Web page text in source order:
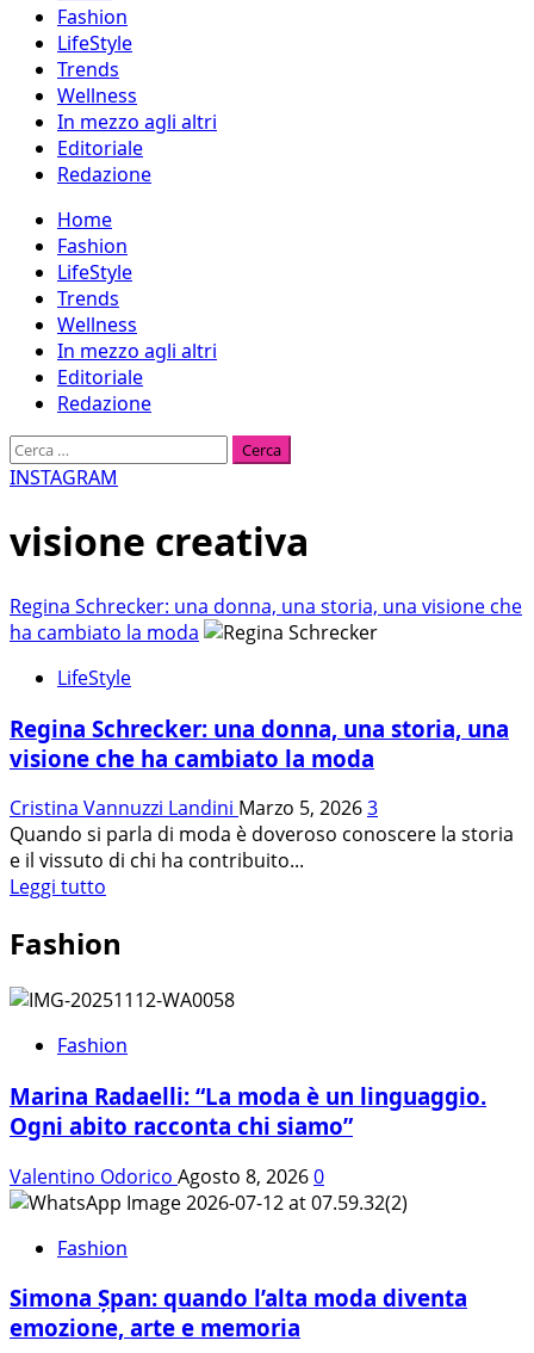
Fashion
LifeStyle
Trends
Wellness
In mezzo agli altri
Editoriale
Redazione
Menu
principale
Home
Fashion
LifeStyle
Trends
Wellness
In mezzo agli altri
Editoriale
Redazione
Ricerca
per:
INSTAGRAM
visione creativa
Regina Schrecker: una donna, una storia, una visione che
ha cambiato la moda
LifeStyle
Regina Schrecker: una donna, una storia, una
visione che ha cambiato la moda
Cristina Vannuzzi Landini Marzo 5, 20263
Quando si parla di moda è doveroso conoscere la storia
e il vissuto di chi ha contribuito...
Leggi tutto
più
Regina
una
una
storia,
visione
che
cambiato
moda
Fashion
Fashion
Marina Radaelli: “La moda è un linguaggio.
Ogni abito racconta chi siamo”
Valentino Odorico Agosto 8, 20260
Fashion
Simona Șpan: quando l’alta moda diventa
emozione, arte e memoria